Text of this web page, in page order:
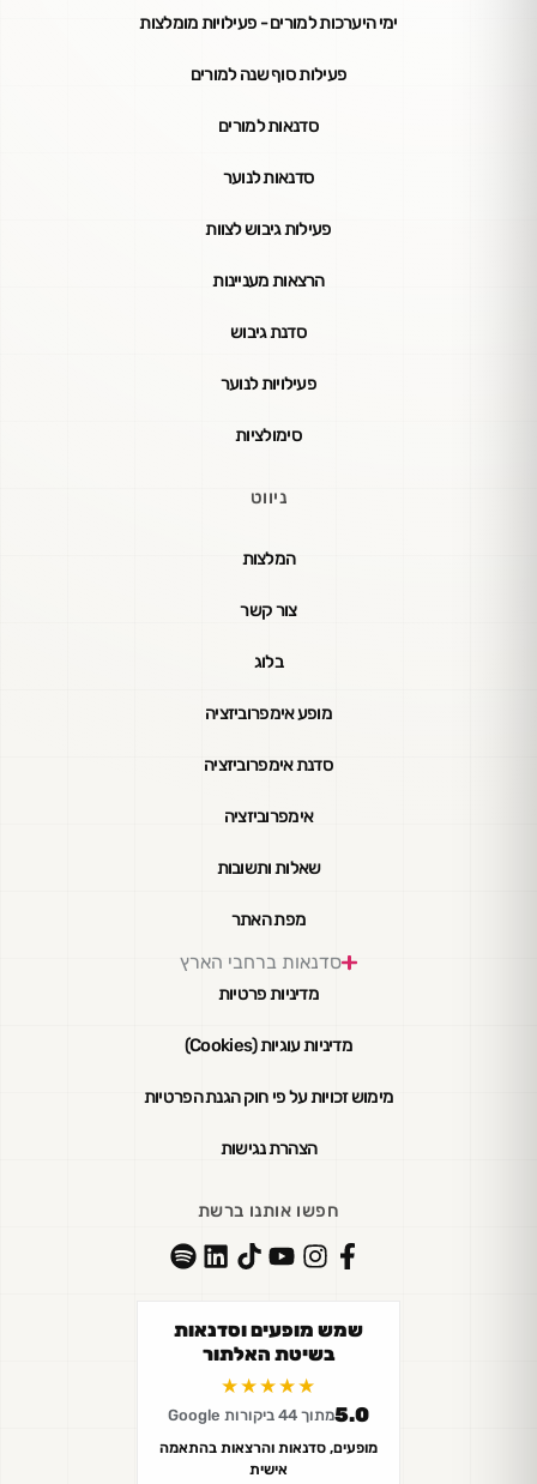
ימי היערכות למורים - פעילויות מומלצות
פעילות סוף שנה למורים
סדנאות למורים
סדנאות לנוער
פעילות גיבוש לצוות
הרצאות מעניינות
סדנת גיבוש
פעילויות לנוער
סימולציות
ניווט
המלצות
צור קשר
בלוג
מופע אימפרוביזציה
סדנת אימפרוביזציה
אימפרוביזציה
שאלות ותשובות
מפת האתר
סדנאות ברחבי הארץ
מדיניות פרטיות
מדיניות עוגיות (Cookies)
מימוש זכויות על פי חוק הגנת הפרטיות
הצהרת נגישות
חפשו אותנו ברשת
שמש מופעים וסדנאות
בשיטת האלתור
★★★★★
5.0מתוך 44 ביקורות Google
מופעים, סדנאות והרצאות בהתאמה
אישית